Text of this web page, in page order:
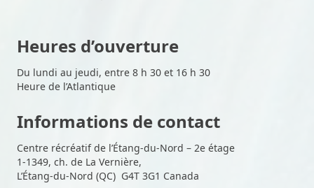
Heures d’ouverture
Du lundi au jeudi, entre 8 h 30 et 16 h 30
Heure de l’Atlantique
Informations de contact
Centre récréatif de l’Étang-du-Nord – 2e étage
1-1349, ch. de La Vernière,
L’Étang-du-Nord (QC) G4T 3G1 Canada